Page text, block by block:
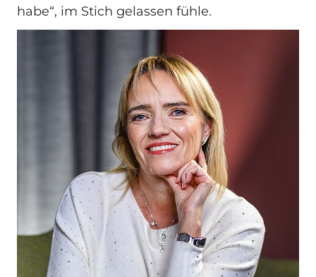
habe“, im Stich gelassen fühle.